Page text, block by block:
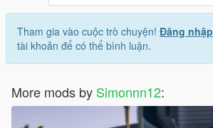
Tham gia vào cuộc trò chuyện! Đăng nhập
tài khoản để có thể bình luận.
More mods by Simonnn12: